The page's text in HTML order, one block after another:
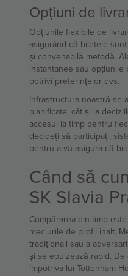
Opțiuni de
Opțiunile flexibile de
asigurând că biletele
și convenabilă metodă.
instantanee sau
potrivi preferințelor dvs.
Infrastructura noastră se
planificate, cât și la
accesul la timp pentru
decideți să participați,
pentru a vă asigura că
Când să
SK Slavia
Cumpărarea din timp
meciurile de profil înalt.
tradiționali sau a
și se epuizează rapid.
împotriva lui Tottenham